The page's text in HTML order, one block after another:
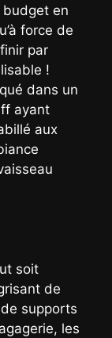
budget en
force de
par
!
dans un
ayant
aux
soit
de
supports
les